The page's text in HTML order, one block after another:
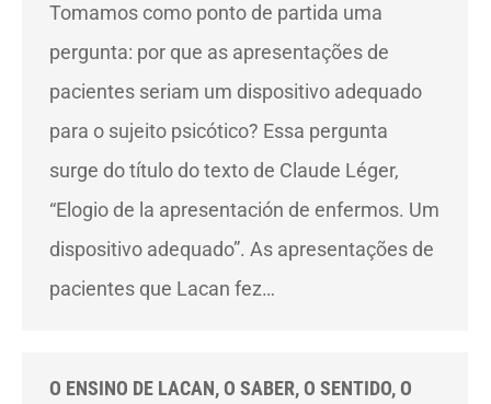
Tomamos como ponto de partida uma
pergunta: por que as apresentações de
pacientes seriam um dispositivo adequado
para o sujeito psicótico? Essa pergunta
surge do título do texto de Claude Léger,
“Elogio de la apresentación de enfermos. Um
dispositivo adequado”. As apresentações de
pacientes que Lacan fez…
O ENSINO DE LACAN, O SABER, O SENTIDO, O